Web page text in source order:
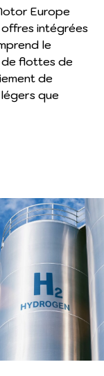
Europe
intégrées
le
de flottes de
de
que